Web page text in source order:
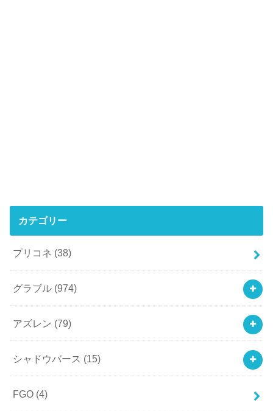
カテゴリー
プリコネ (38)
グラブル (974)
アズレン (79)
シャドウバース (15)
FGO (4)